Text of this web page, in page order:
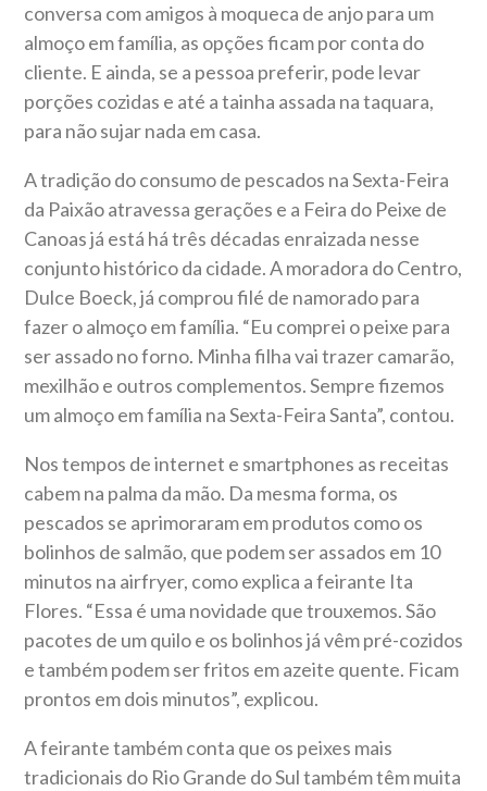
conversa com amigos à moqueca de anjo para um
almoço em família, as opções ficam por conta do
cliente. E ainda, se a pessoa preferir, pode levar
porções cozidas e até a tainha assada na taquara,
para não sujar nada em casa.
A tradição do consumo de pescados na Sexta-Feira
da Paixão atravessa gerações e a Feira do Peixe de
Canoas já está há três décadas enraizada nesse
conjunto histórico da cidade. A moradora do Centro,
Dulce Boeck, já comprou filé de namorado para
fazer o almoço em família. “Eu comprei o peixe para
ser assado no forno. Minha filha vai trazer camarão,
mexilhão e outros complementos. Sempre fizemos
um almoço em família na Sexta-Feira Santa”, contou.
Nos tempos de internet e smartphones as receitas
cabem na palma da mão. Da mesma forma, os
pescados se aprimoraram em produtos como os
bolinhos de salmão, que podem ser assados em 10
minutos na airfryer, como explica a feirante Ita
Flores. “Essa é uma novidade que trouxemos. São
pacotes de um quilo e os bolinhos já vêm pré-cozidos
e também podem ser fritos em azeite quente. Ficam
prontos em dois minutos”, explicou.
A feirante também conta que os peixes mais
tradicionais do Rio Grande do Sul também têm muita